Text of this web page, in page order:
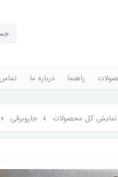
راهنما درباره ما تماس
نمایش کل محصولات جاروبرقی